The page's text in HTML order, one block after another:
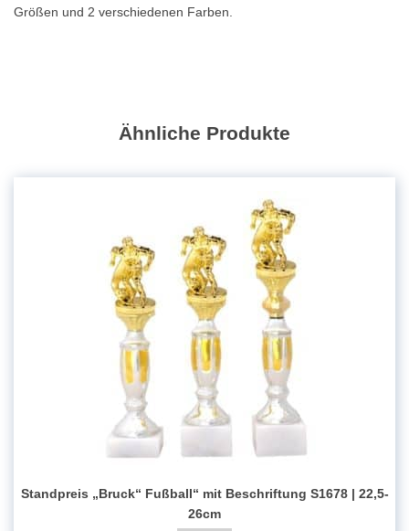
Größen und 2 verschiedenen Farben.
Ähnliche Produkte
Standpreis „Bruck“ Fußball“ mit Beschriftung S1678 | 22,5-
26cm